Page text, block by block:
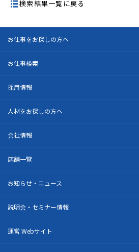
検索結果一覧に戻る
お仕事をお探しの方へ
お仕事検索
採用情報
人材をお探しの方へ
会社情報
店舗一覧
お知らせ・ニュース
説明会・セミナー情報
運営 Webサイト